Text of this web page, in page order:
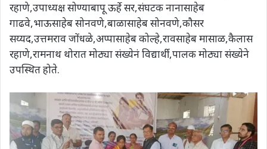
रहाणे,उपाध्यक्ष सोण्याबापू ऊर्हे सर,संघटक नानासाहेब
गाढवे,भाऊसाहेब सोनवणे,बाळासाहेब सोनवणे,कौसर
सय्यद,उत्तमराव जोंधळे,अप्पासाहेब कोल्हे,रावसाहेब मासाळ,कैलास
रहाणे,रामनाथ थोरात मोठ्या संख्येनं विद्यार्थी,पालक मोठ्या संख्येने
उपस्थित होते.